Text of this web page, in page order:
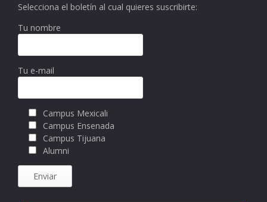
Selecciona el boletín al cual quieres suscribirte:
Tu nombre
Tu e-mail
Campus Mexicali
Campus Ensenada
Campus Tijuana
Alumni